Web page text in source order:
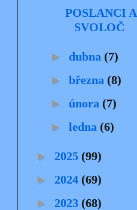
POSLANCI A
SVOLOČ
► dubna (7)
► března (8)
► února (7)
► ledna (6)
► 2025 (99)
► 2024 (69)
► 2023 (68)